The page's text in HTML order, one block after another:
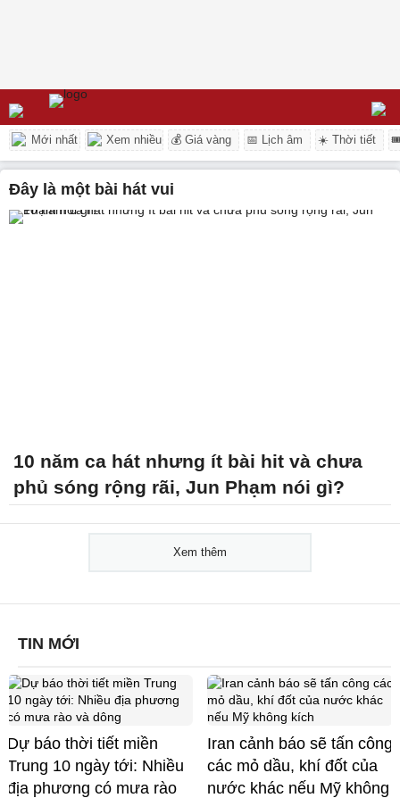
Mới nhất Xem nhiều 💰 Giá vàng 📅 Lịch âm ☀️ Thời tiết
đây là một bài hát vui
10 năm ca hát nhưng ít bài hit và chưa
phủ sóng rộng rãi, Jun Phạm nói gì?
Xem thêm
TIN MỚI
Dự báo thời tiết miền
Trung 10 ngày tới: Nhiều
địa phương có mưa rào
Iran cảnh báo sẽ tấn công
các mỏ dầu, khí đốt của
nước khác nếu Mỹ không